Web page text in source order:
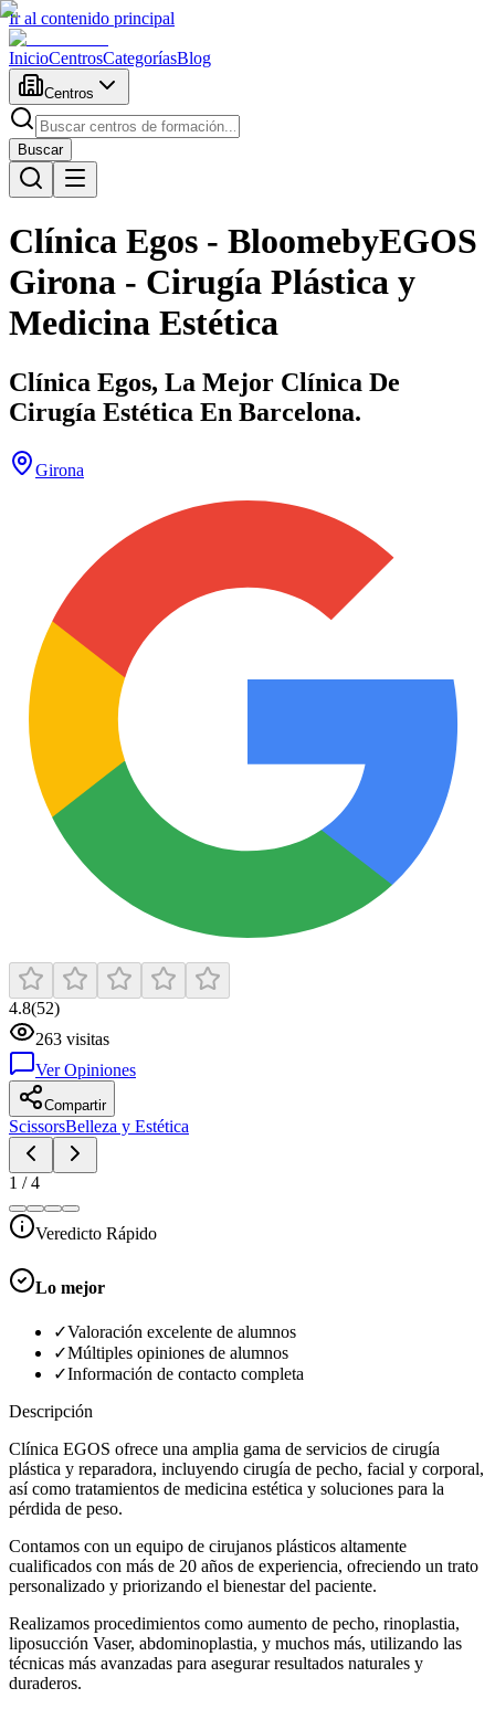
Ir al contenido principal
InicioCentrosCategoríasBlog
Centros
Buscar
Clínica Egos - BloomebyEGOS
Girona - Cirugía Plástica y
Medicina Estética
Clínica Egos, La Mejor Clínica De
Cirugía Estética En Barcelona.
Girona
4.8(52)
263 visitas
Ver Opiniones
Compartir
ScissorsBelleza y Estética
1 /4
Veredicto Rápido
Lo mejor
✓Valoración excelente de alumnos
✓Múltiples opiniones de alumnos
✓Información de contacto completa
Descripción
Clínica EGOS ofrece una amplia gama de servicios de cirugía
plástica y reparadora, incluyendo cirugía de pecho, facial y corporal,
así como tratamientos de medicina estética y soluciones para la
pérdida de peso.
Contamos con un equipo de cirujanos plásticos altamente
cualificados con más de 20 años de experiencia, ofreciendo un trato
personalizado y priorizando el bienestar del paciente.
Realizamos procedimientos como aumento de pecho, rinoplastia,
liposucción Vaser, abdominoplastia, y muchos más, utilizando las
técnicas más avanzadas para asegurar resultados naturales y
duraderos.